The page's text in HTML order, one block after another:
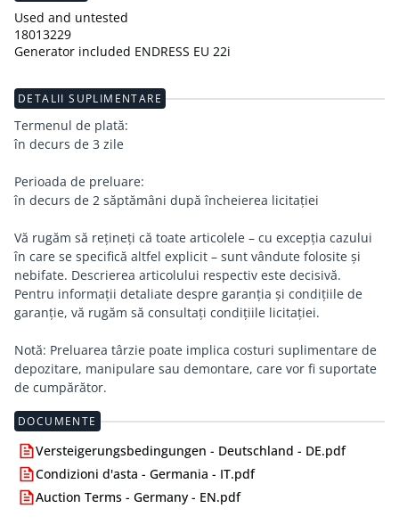
Used and untested
18013229
Generator included ENDRESS EU 22i
DETALII SUPLIMENTARE
Termenul de plată:
în decurs de 3 zile
Perioada de preluare:
în decurs de 2 săptămâni după încheierea licitației
Vă rugăm să rețineți că toate articolele – cu excepția cazului
în care se specifică altfel explicit – sunt vândute folosite și
nebifate. Descrierea articolului respectiv este decisivă.
Pentru informații detaliate despre garanția și condițiile de
garanție, vă rugăm să consultați condițiile licitației.
Notă: Preluarea târzie poate implica costuri suplimentare de
depozitare, manipulare sau demontare, care vor fi suportate
de cumpărător.
DOCUMENTE
Versteigerungsbedingungen - Deutschland - DE.pdf
Condizioni d'asta - Germania - IT.pdf
Auction Terms - Germany - EN.pdf